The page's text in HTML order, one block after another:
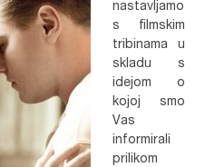
nastavljamo
s filmskim
tribinama u
skladu s
idejom o
kojoj smo
Vas
informirali
prilikom